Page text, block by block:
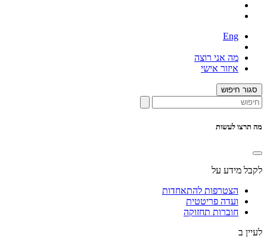
Eng
מה אני רוצה
איזור אישי
סגור חיפוש
מה תרצו לעשות
לקבל מידע על
הצטרפות להתאחדות
ועדה פריטטית
חוברות תחזוקה
לעיין ב